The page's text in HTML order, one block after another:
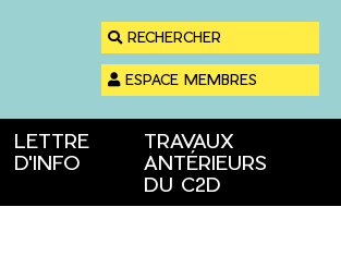
RECHERCHER
ESPACE MEMBRES
LETTRE
D'INFO
TRAVAUX
ANTÉRIEURS
DU C2D